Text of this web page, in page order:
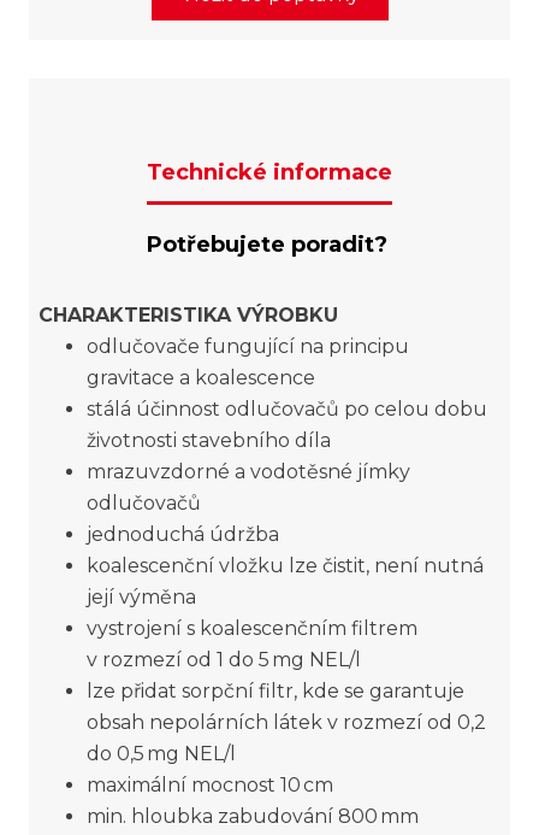
Technické informace
Potřebujete poradit?
CHARAKTERISTIKA VÝROBKU
odlučovače fungující na principu
gravitace a koalescence
stálá účinnost odlučovačů po celou dobu
životnosti stavebního díla
mrazuvzdorné a vodotěsné jímky
odlučovačů
jednoduchá údržba
koalescenční vložku lze čistit, není nutná
její výměna
vystrojení s koalescenčním filtrem
v rozmezí od 1 do 5 mg NEL/l
lze přidat sorpční filtr, kde se garantuje
obsah nepolárních látek v rozmezí od 0,2
do 0,5 mg NEL/l
maximální mocnost 10 cm
min. hloubka zabudování 800 mm